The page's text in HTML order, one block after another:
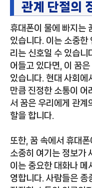
관계 단절의
휴대폰이 물에 빠지는
있습니다. 이는 소중한
리는 신호일 수 있습니
어들고 있다면, 이 꿈
있습니다. 현대 사회에
만큼 진정한 소통이 어
서 꿈은 우리에게 관계
할을 합니다.
또한, 꿈 속에서 휴대
소중히 여기는 정보가
이는 중요한 대화나 메
영합니다. 사람들은 종